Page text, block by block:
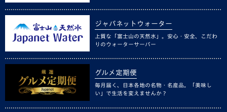
ジャパネットウォーター
上質な「富士山の天然水」。安心・安全、こだわ
りのウォーターサーバー
グルメ定期便
毎月届く、日本各地の名物・名産品。「美味し
い」で生活を変えませんか？